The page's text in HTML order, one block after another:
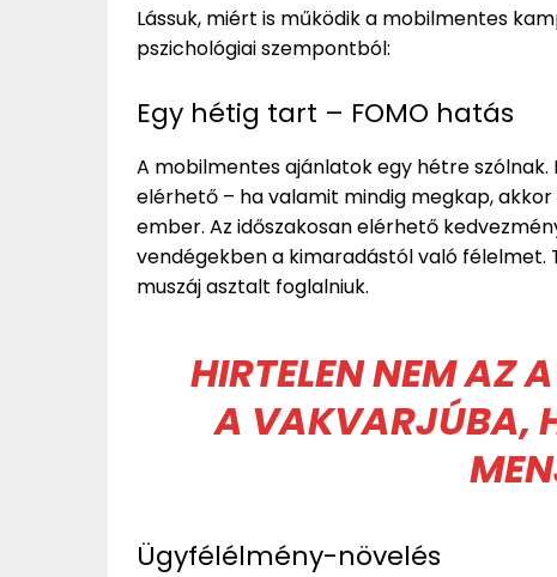
Lássuk, miért is működik a mobilmentes
pszichológiai szempontból:
Egy hétig tart – FOMO hatás
A mobilmentes ajánlatok egy hétre
elérhető – ha valamit mindig megkap,
ember. Az időszakosan elérhető
vendégekben a kimaradástól való
muszáj asztalt foglalniuk.
HIRTELEN NEM AZ
A VAKVARJÚBA,
Ügyfélélmény-növelés